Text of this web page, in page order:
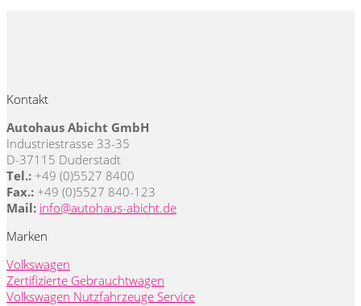
Kontakt
Autohaus Abicht GmbH
Industriestrasse 33-35
D-37115 Duderstadt
Tel.: +49 (0)5527 8400
Fax.: +49 (0)5527 840-123
Mail: info@autohaus-abicht.de
Marken
Volkswagen
Zertifizierte Gebrauchtwagen
Volkswagen Nutzfahrzeuge Service